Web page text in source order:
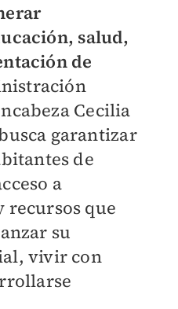
salud,
de
Cecilia
garantizar
de
a
recursos que
su
vivir con